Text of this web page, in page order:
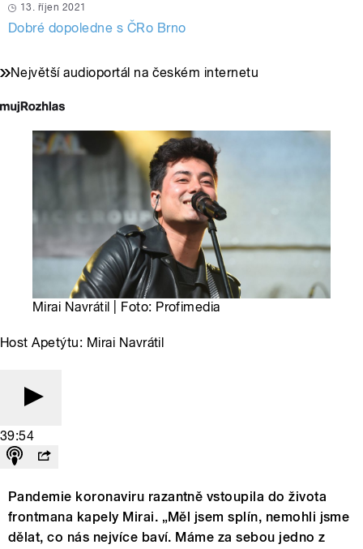
13. říjen 2021
Dobré dopoledne s ČRo Brno
Největší audioportál na českém internetu
Mirai Navrátil | Foto: Profimedia
Host Apetýtu: Mirai Navrátil
39:54
Pandemie koronaviru razantně vstoupila do života
frontmana kapely Mirai. „Měl jsem splín, nemohli jsme
dělat, co nás nejvíce baví. Máme za sebou jedno z